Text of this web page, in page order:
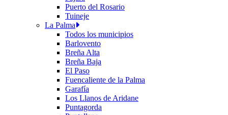
Puerto del Rosario
Tuineje
La Palma
Todos los municipios
Barlovento
Breña Alta
Breña Baja
El Paso
Fuencaliente de la Palma
Garafía
Los Llanos de Aridane
Puntagorda